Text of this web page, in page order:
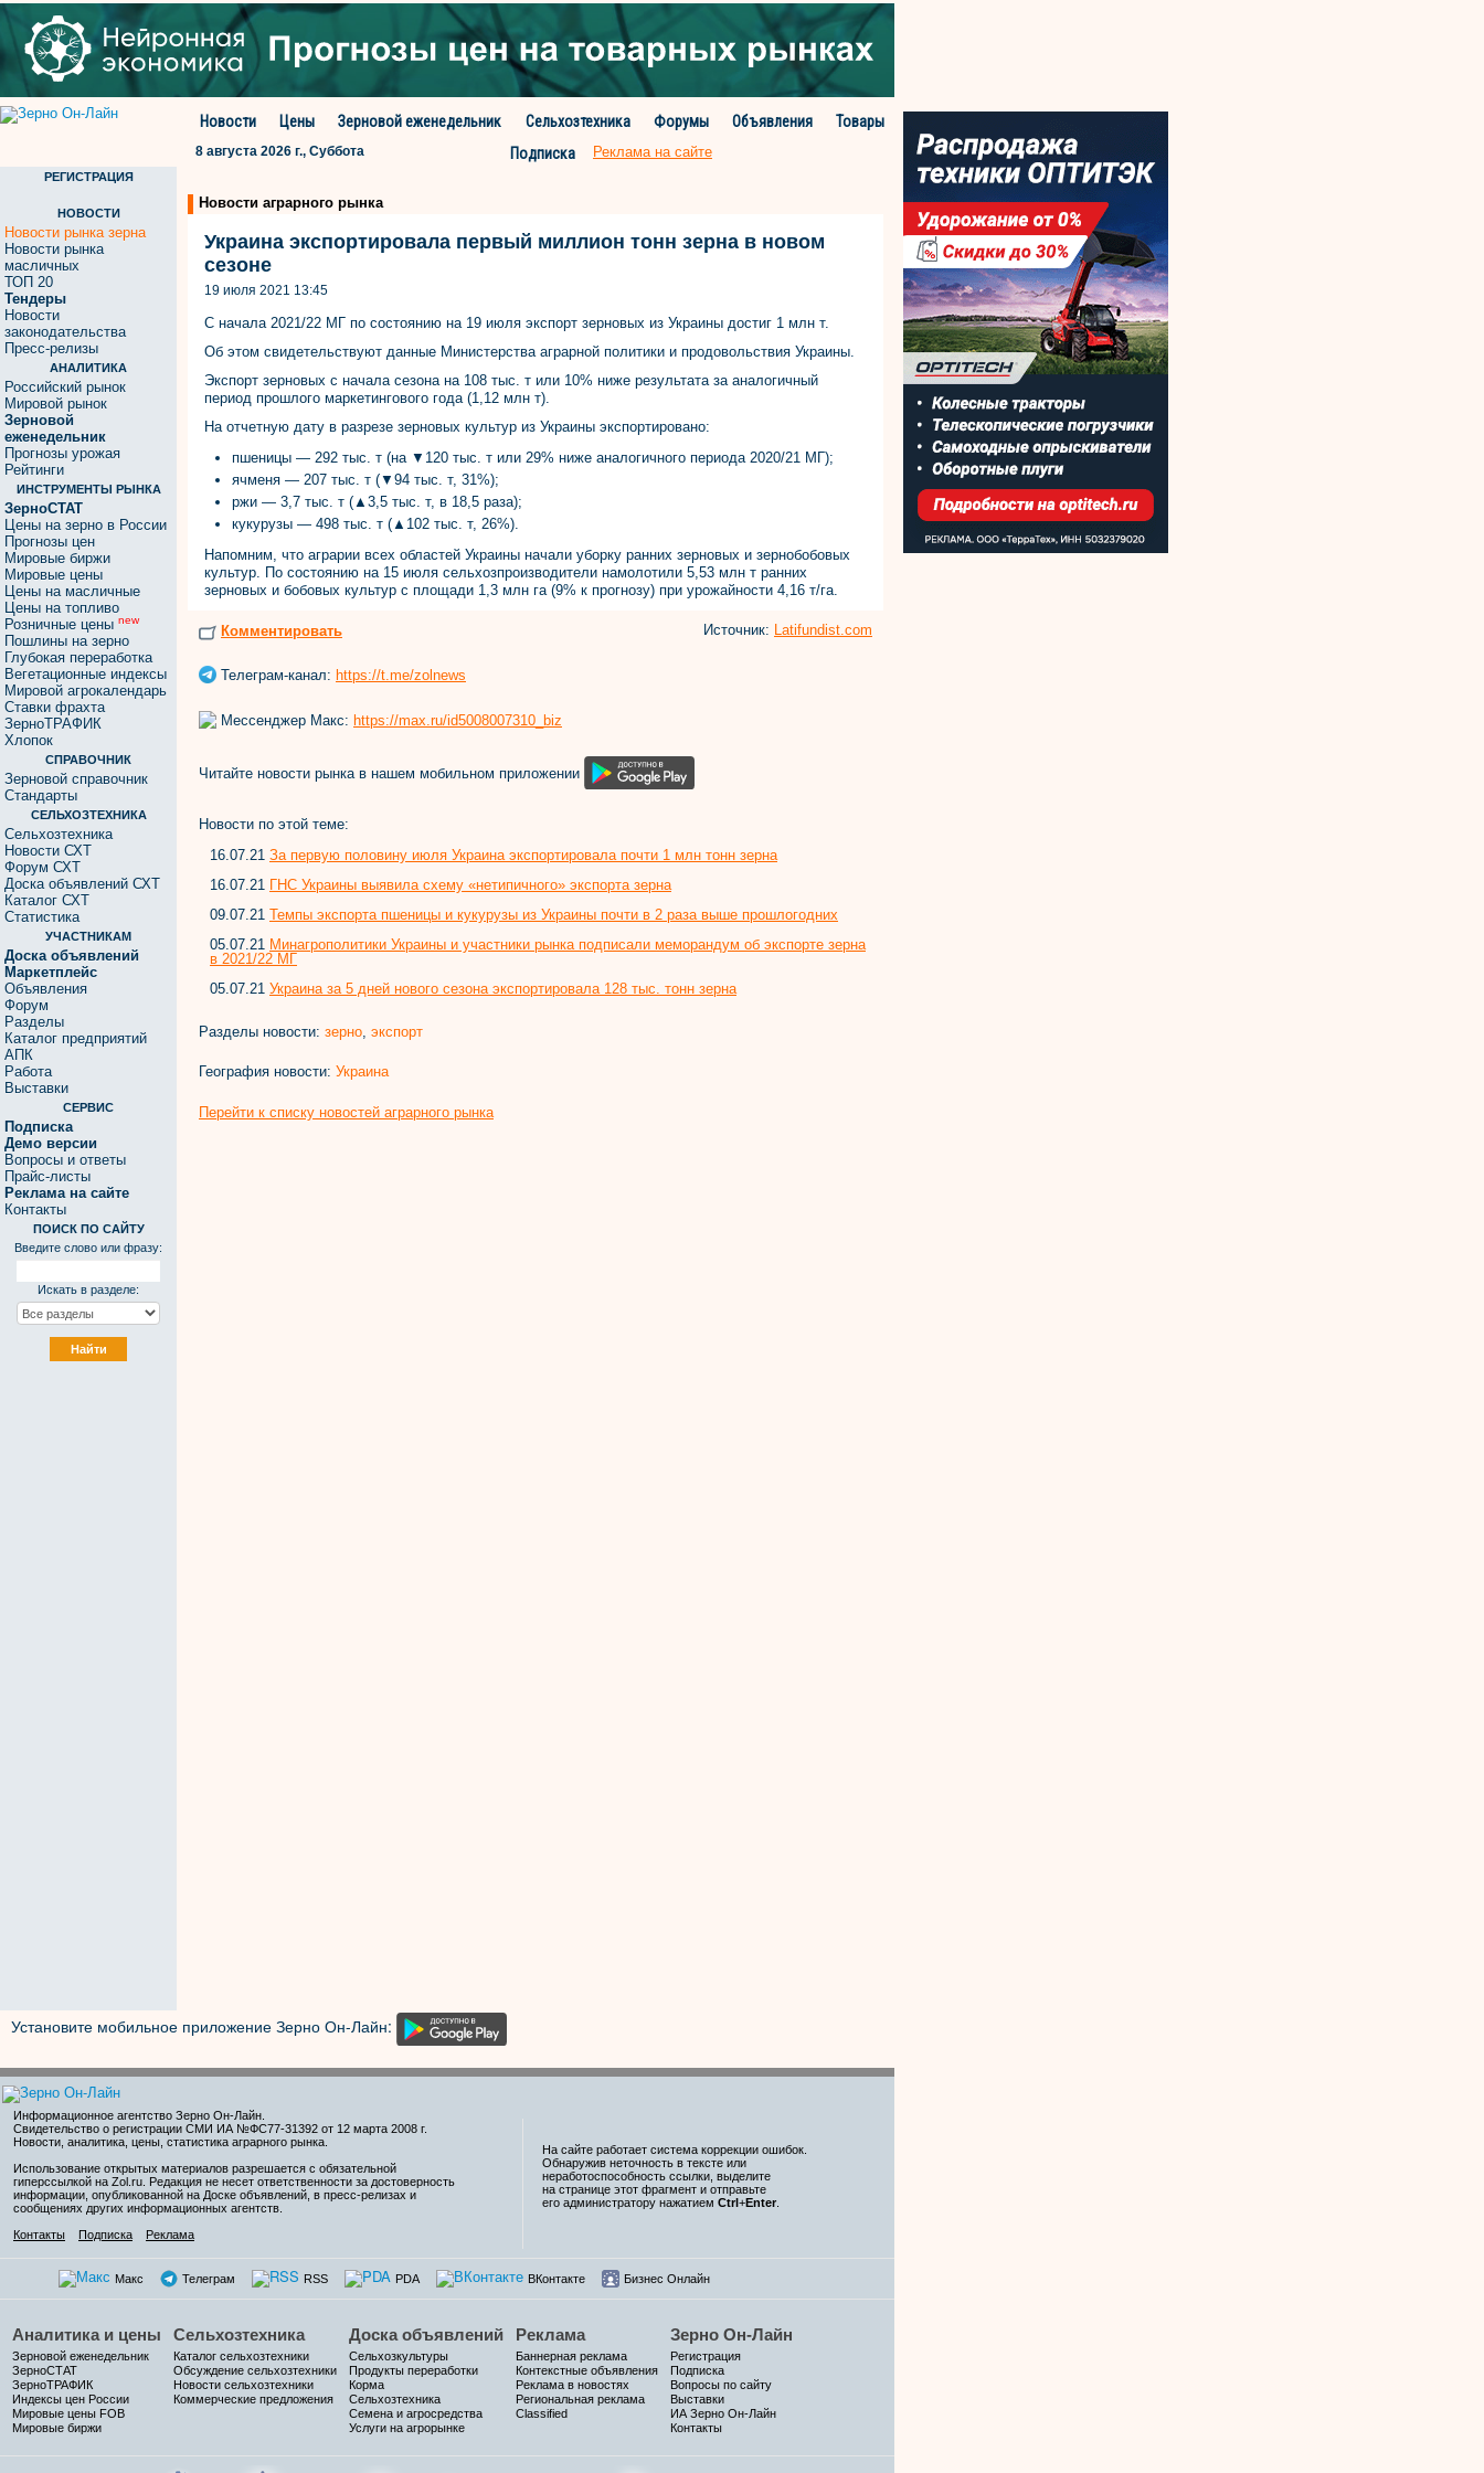
Новости Цены Зерновой еженедельник Сельхозтехника Форумы Объявления
Товары
Подписка
8 августа 2026 г., Суббота Реклама на сайте
РЕГИСТРАЦИЯ
НОВОСТИ
Новости рынка зерна
Новости рынка
масличных
ТОП 20
Тендеры
Новости
законодательства
Пресс-релизы
АНАЛИТИКА
Российский рынок
Мировой рынок
Зерновой
еженедельник
Прогнозы урожая
Рейтинги
ИНСТРУМЕНТЫ РЫНКА
ЗерноСТАТ
Цены на зерно в России
Прогнозы цен
Мировые биржи
Мировые цены
Цены на масличные
Цены на топливо
Розничные цены new
Пошлины на зерно
Глубокая переработка
Вегетационные индексы
Мировой агрокалендарь
Ставки фрахта
ЗерноТРАФИК
Хлопок
СПРАВОЧНИК
Зерновой справочник
Стандарты
СЕЛЬХОЗТЕХНИКА
Сельхозтехника
Новости СХТ
Форум СХТ
Доска объявлений СХТ
Каталог СХТ
Статистика
УЧАСТНИКАМ
Доска объявлений
Маркетплейс
Объявления
Форум
Разделы
Каталог предприятий
АПК
Работа
Выставки
СЕРВИС
Подписка
Демо версии
Вопросы и ответы
Прайс-листы
Реклама на сайте
Контакты
ПОИСК ПО САЙТУ
Введите слово или фразу:
Искать в разделе:
Новости аграрного рынка
Украина экспортировала первый миллион тонн зерна в новом
сезоне
19 июля 2021 13:45
С начала 2021/22 МГ по состоянию на 19 июля экспорт зерновых из Украины достиг 1 млн т.
Об этом свидетельствуют данные Министерства аграрной политики и продовольствия Украины.
Экспорт зерновых с начала сезона на 108 тыс. т или 10% ниже результата за аналогичный
период прошлого маркетингового года (1,12 млн т).
На отчетную дату в разрезе зерновых культур из Украины экспортировано:
пшеницы — 292 тыс. т (на ▼120 тыс. т или 29% ниже аналогичного периода 2020/21 МГ);
ячменя — 207 тыс. т (▼94 тыс. т, 31%);
ржи — 3,7 тыс. т (▲3,5 тыс. т, в 18,5 раза);
кукурузы — 498 тыс. т (▲102 тыс. т, 26%).
Напомним, что аграрии всех областей Украины начали уборку ранних зерновых и зернобобовых
культур. По состоянию на 15 июля сельхозпроизводители намолотили 5,53 млн т ранних
зерновых и бобовых культур с площади 1,3 млн га (9% к прогнозу) при урожайности 4,16 т/га.
Комментировать Источник: Latifundist.com
Телеграм-канал: https://t.me/zolnews
Мессенджер Макс: https://max.ru/id5008007310_biz
Читайте новости рынка в нашем мобильном приложении
Новости по этой теме:
16.07.21 За первую половину июля Украина экспортировала почти 1 млн тонн зерна
16.07.21 ГНС Украины выявила схему «нетипичного» экспорта зерна
09.07.21 Темпы экспорта пшеницы и кукурузы из Украины почти в 2 раза выше прошлогодних
05.07.21 Минагрополитики Украины и участники рынка подписали меморандум об экспорте зерна
в 2021/22 МГ
05.07.21 Украина за 5 дней нового сезона экспортировала 128 тыс. тонн зерна
Разделы новости: зерно экспорт
География новости: Украина
Перейти к списку новостей аграрного рынка
Установите мобильное приложение Зерно Он-Лайн:
Информационное агентство Зерно Он-Лайн
Свидетельство о регистрации СМИ ИА №ФС77-31392 от 12 марта 2008 г.
Новости, аналитика, цены, статистика аграрного рынка.
Использование открытых материалов разрешается с обязательной
гиперссылкой на Zol.ru. Редакция не несет ответственности за достоверность
информации, опубликованной на Доске объявлений, в пресс-релизах и
сообщениях других информационных агентств.
Контакты
Подписка Реклама
На сайте работает система коррекции ошибок.
Обнаружив неточность в тексте или
неработоспособность ссылки, выделите
на странице этот фрагмент и отправьте
его администратору нажатием Ctrl+Enter
Макс Телеграм RSS PDA ВКонтакте Бизнес Онлайн
Аналитика и цены
Зерновой еженедельник
ЗерноСТАТ
ЗерноТРАФИК
Индексы цен России
Мировые цены FOB
Мировые биржи
Сельхозтехника
Каталог сельхозтехники
Обсуждение сельхозтехники
Новости сельхозтехники
Коммерческие предложения
Доска объявлений
Сельхозкультуры
Продукты переработки
Корма
Сельхозтехника
Семена и агросредства
Услуги на агрорынке
Реклама
Баннерная реклама
Контекстные объявления
Реклама в новостях
Региональная реклама
Classified
Зерно Он-Лайн
Регистрация
Подписка
Вопросы по сайту
Выставки
ИА Зерно Он-Лайн
Контакты